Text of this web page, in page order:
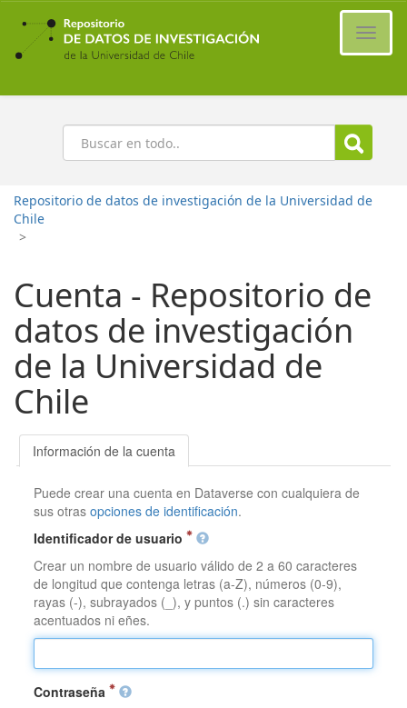
Ir
contenido
principal
Buscar
Repositorio de datos de investigación de la Universidad de
Chile
>
Cuenta - Repositorio de
datos de investigación
de la Universidad de
Chile
Información de la cuenta
Puede crear una cuenta en Dataverse con cualquiera de
sus otrasopciones de identificación.
Identificador de usuario
Crear un nombre de usuario válido de 2 a 60 caracteres
de longitud que contenga letras (a-Z), números (0-9),
rayas (-), subrayados (_), y puntos (.) sin caracteres
acentuados ni eñes.
Contraseña